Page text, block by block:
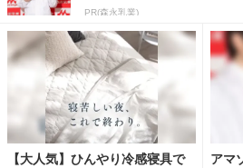
PR(森永乳業)
【大人気】ひんやり冷感寝具で
アマ